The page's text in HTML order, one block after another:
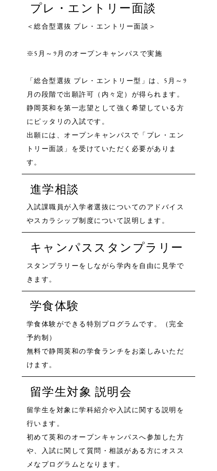
プレ・エントリー面談
＜総合型選抜 プレ・エントリー面談＞
※5月～9月のオープンキャンパスで実施
「総合型選抜 プレ・エントリー型」は、5月～9
月の段階で出願許可（内々定）が得られます。
静岡英和を第一志望として強く希望している方
にピッタリの入試です。
出願には、オープンキャンパスで「プレ・エン
トリー面談」を受けていただく必要がありま
す。
進学相談
入試課職員が入学者選抜についてのアドバイス
やスカラシップ制度について説明します。
キャンパススタンプラリー
スタンプラリーをしながら学内を自由に見学で
きます。
学食体験
学食体験ができる特別プログラムです。（完全
予約制）
無料で静岡英和の学食ランチをお楽しみいただ
けます。
留学生対象 説明会
留学生を対象に学科紹介や入試に関する説明を
行います。
初めて英和のオープンキャンパスへ参加した方
や、入試に関して質問・相談がある方にオスス
メなプログラムとなります。